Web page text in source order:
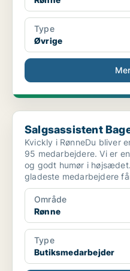
Type
Øvrige
Salgsassistent Bagerdisk,
Salgsassistent
Kvickly i RønneDu bliver
95 medarbejdere. Vi er
og godt humør i
gladeste medarbejdere
Område
Rønne
Type
Butiksmedarbejder